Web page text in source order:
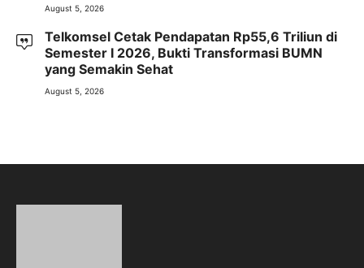
August 5, 2026
Telkomsel Cetak Pendapatan Rp55,6 Triliun di
Semester I 2026, Bukti Transformasi BUMN
yang Semakin Sehat
August 5, 2026